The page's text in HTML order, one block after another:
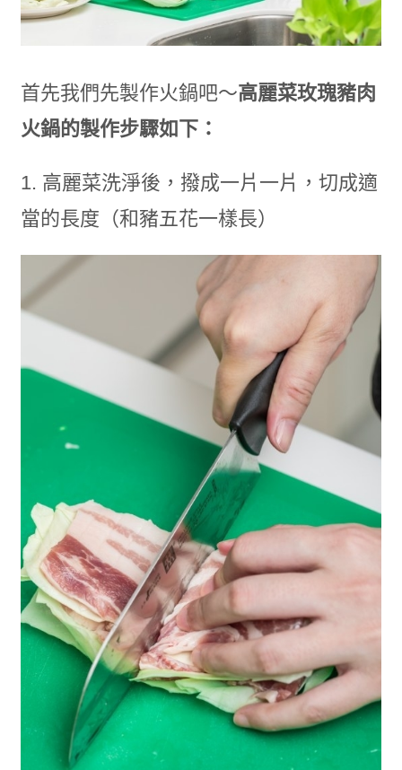
首先我們先製作火鍋吧～高麗菜玫瑰豬肉
火鍋的製作步驟如下：
1. 高麗菜洗淨後，撥成一片一片，切成適
當的長度（和豬五花一樣長）